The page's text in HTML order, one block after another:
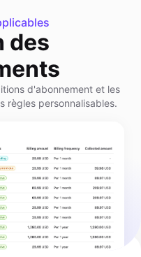
des
d'abonnement et les
règles personnalisables.